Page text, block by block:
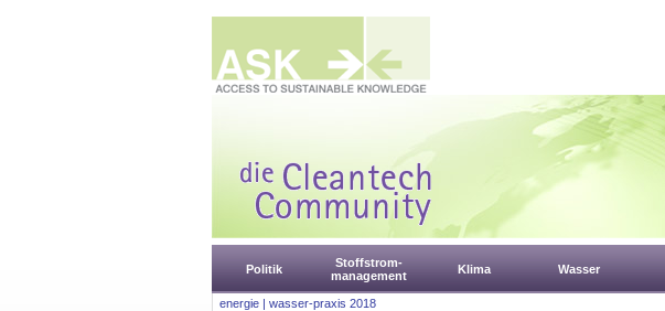
Politik
Stoffstrom-
management
Klima Wasser
energie | wasser-praxis 2018